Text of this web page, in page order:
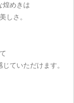
煌めきは
しさ。
ていただけます。